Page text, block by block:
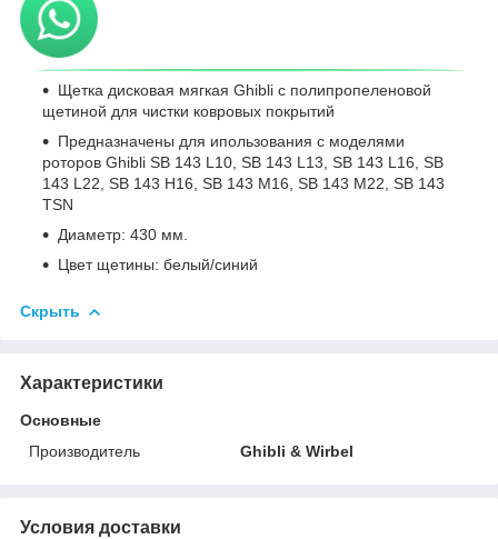
Щетка дисковая мягкая Ghibli с полипропеленовой
щетиной для чистки ковровых покрытий
Предназначены для ипользования с моделями
роторов Ghibli SB 143 L10, SB 143 L13, SB 143 L16, SB
143 L22, SB 143 H16, SB 143 M16, SB 143 M22, SB 143
TSN
Диаметр: 430 мм.
Цвет щетины: белый/синий
Скрыть
Характеристики
Основные
Производитель
Ghibli & Wirbel
Условия доставки